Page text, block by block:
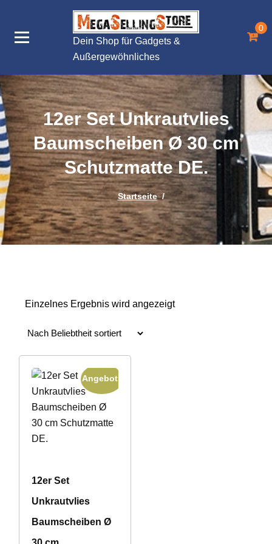
springen
Dein Shop für Gadgets &
Außergewöhnliches
0
12er Set Unkrautvlies
Baumscheiben Ø 30 cm
Schutzmatte DE.
Startseite/
Einzelnes Ergebnis wird angezeigt
Angebot!
12er Set
Unkrautvlies
Baumscheiben Ø